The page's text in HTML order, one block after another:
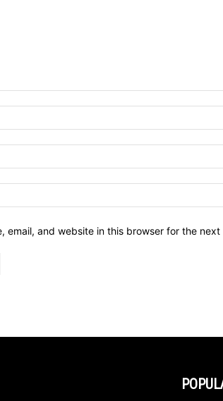
email, and website in this browser for the